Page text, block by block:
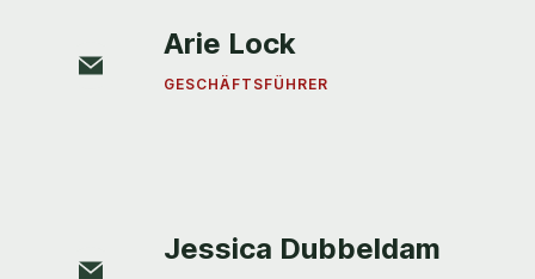
Arie Lock
GESCHÄFTSFÜHRER
Jessica Dubbeldam